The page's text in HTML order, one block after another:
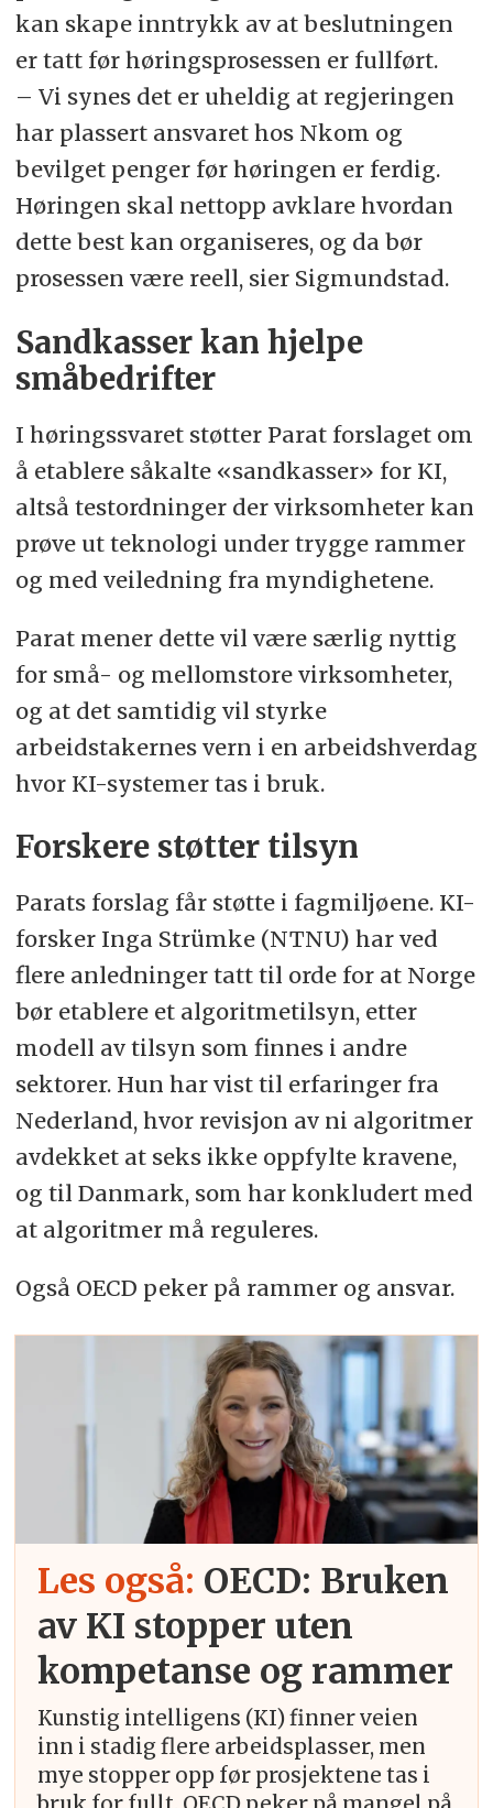
kan skape inntrykk av at beslutningen
er tatt før høringsprosessen er fullført.
– Vi synes det er uheldig at regjeringen
har plassert ansvaret hos Nkom og
bevilget penger før høringen er ferdig.
Høringen skal nettopp avklare hvordan
dette best kan organiseres, og da bør
prosessen være reell, sier Sigmundstad.
Sandkasser kan hjelpe
småbedrifter
I høringssvaret støtter Parat forslaget om
å etablere såkalte «sandkasser» for KI,
altså testordninger der virksomheter kan
prøve ut teknologi under trygge rammer
og med veiledning fra myndighetene.
Parat mener dette vil være særlig nyttig
for små- og mellomstore virksomheter,
og at det samtidig vil styrke
arbeidstakernes vern i en arbeidshverdag
hvor KI-systemer tas i bruk.
Forskere støtter tilsyn
Parats forslag får støtte i fagmiljøene. KI-
forsker Inga Strümke (NTNU) har ved
flere anledninger tatt til orde for at Norge
bør etablere et algoritmetilsyn, etter
modell av tilsyn som finnes i andre
sektorer. Hun har vist til erfaringer fra
Nederland, hvor revisjon av ni algoritmer
avdekket at seks ikke oppfylte kravene,
og til Danmark, som har konkludert med
at algoritmer må reguleres.
Også OECD peker på rammer og ansvar.
Les også: OECD: Bruken
av KI stopper uten
kompetanse og rammer
Kunstig intelligens (KI) finner veien
inn i stadig flere arbeidsplasser, men
mye stopper opp før prosjektene tas i